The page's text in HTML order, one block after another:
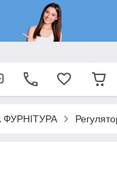
ФУРНІТУРА